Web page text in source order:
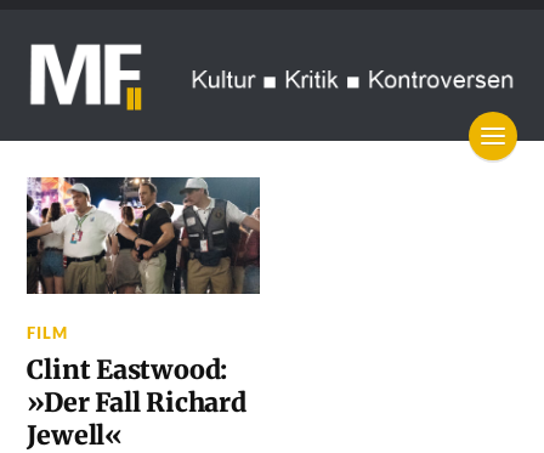
FILM
Clint Eastwood:
»Der Fall Richard
Jewell«